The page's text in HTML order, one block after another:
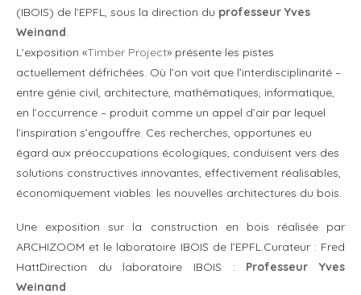
(IBOIS) de l’EPFL, sous la direction du professeur Yves
Weinand.
L’exposition «Timber Project» présente les pistes
actuellement défrichées. Où l’on voit que l’interdisciplinarité –
entre génie civil, architecture, mathématiques, informatique,
en l’occurrence – produit comme un appel d’air par lequel
l’inspiration s’engouffre. Ces recherches, opportunes eu
égard aux préoccupations écologiques, conduisent vers des
solutions constructives innovantes, effectivement réalisables,
économiquement viables: les nouvelles architectures du bois.
Une exposition sur la construction en bois réalisée par
ARCHIZOOM et le laboratoire IBOIS de l’EPFL.Curateur : Fred
HattDirection du laboratoire IBOIS : Professeur
Yves
Weinand